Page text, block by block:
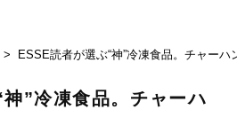
ESSE読者が選ぶ“神”冷凍食品。チャーハ
”冷凍食品。チャーハ